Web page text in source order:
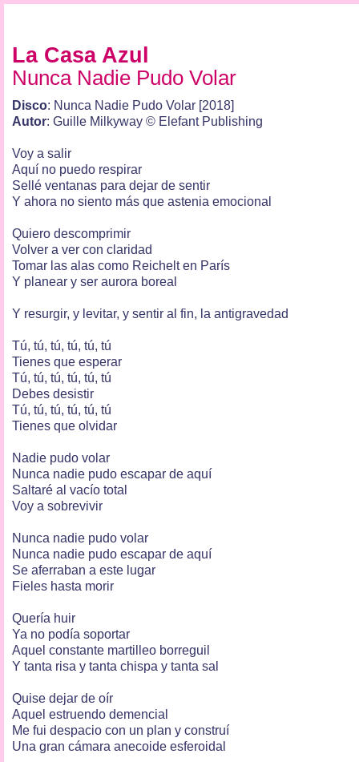
La Casa Azul
Nunca Nadie Pudo Volar
Disco: Nunca Nadie Pudo Volar [2018]
Autor: Guille Milkyway © Elefant Publishing
Voy a salir
Aquí no puedo respirar
Sellé ventanas para dejar de sentir
Y ahora no siento más que astenia emocional
Quiero descomprimir
Volver a ver con claridad
Tomar las alas como Reichelt en París
Y planear y ser aurora boreal
Y resurgir, y levitar, y sentir al fin, la antigravedad
Tú, tú, tú, tú, tú, tú
Tienes que esperar
Tú, tú, tú, tú, tú, tú
Debes desistir
Tú, tú, tú, tú, tú, tú
Tienes que olvidar
Nadie pudo volar
Nunca nadie pudo escapar de aquí
Saltaré al vacío total
Voy a sobrevivir
Nunca nadie pudo volar
Nunca nadie pudo escapar de aquí
Se aferraban a este lugar
Fieles hasta morir
Quería huir
Ya no podía soportar
Aquel constante martilleo borreguil
Y tanta risa y tanta chispa y tanta sal
Quise dejar de oír
Aquel estruendo demencial
Me fui despacio con un plan y construí
Una gran cámara anecoide esferoidal